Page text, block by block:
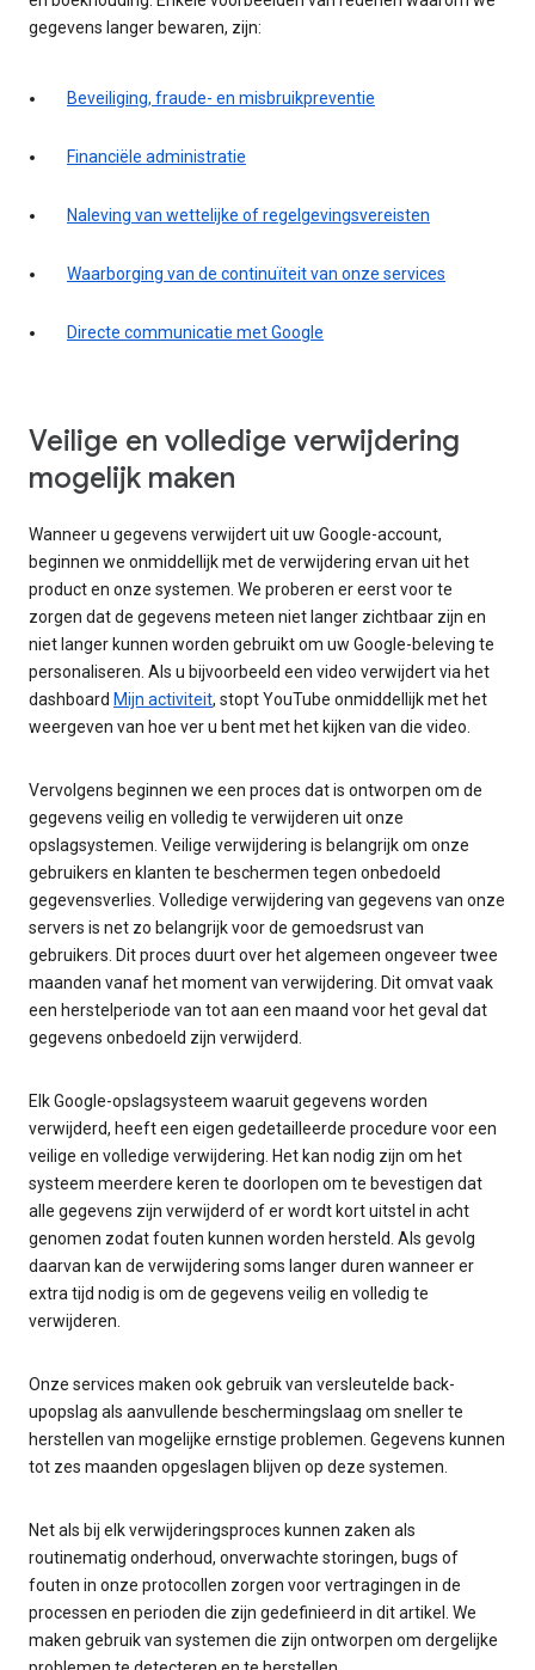
gegevens langer bewaren, zijn:
Beveiliging, fraude- en misbruikpreventie
Financiële administratie
Naleving van wettelijke of regelgevingsvereisten
Waarborging van de continuïteit van onze services
Directe communicatie met Google
Veilige en volledige verwijdering
mogelijk maken
Wanneer u gegevens verwijdert uit uw Google-account,
beginnen we onmiddellijk met de verwijdering ervan uit het
product en onze systemen. We proberen er eerst voor te
zorgen dat de gegevens meteen niet langer zichtbaar zijn en
niet langer kunnen worden gebruikt om uw Google-beleving te
personaliseren. Als u bijvoorbeeld een video verwijdert via het
dashboard Mijn activiteit, stopt YouTube onmiddellijk met het
weergeven van hoe ver u bent met het kijken van die video.
Vervolgens beginnen we een proces dat is ontworpen om de
gegevens veilig en volledig te verwijderen uit onze
opslagsystemen. Veilige verwijdering is belangrijk om onze
gebruikers en klanten te beschermen tegen onbedoeld
gegevensverlies. Volledige verwijdering van gegevens van onze
servers is net zo belangrijk voor de gemoedsrust van
gebruikers. Dit proces duurt over het algemeen ongeveer twee
maanden vanaf het moment van verwijdering. Dit omvat vaak
een herstelperiode van tot aan een maand voor het geval dat
gegevens onbedoeld zijn verwijderd.
Elk Google-opslagsysteem waaruit gegevens worden
verwijderd, heeft een eigen gedetailleerde procedure voor een
veilige en volledige verwijdering. Het kan nodig zijn om het
systeem meerdere keren te doorlopen om te bevestigen dat
alle gegevens zijn verwijderd of er wordt kort uitstel in acht
genomen zodat fouten kunnen worden hersteld. Als gevolg
daarvan kan de verwijdering soms langer duren wanneer er
extra tijd nodig is om de gegevens veilig en volledig te
verwijderen.
Onze services maken ook gebruik van versleutelde back-
upopslag als aanvullende beschermingslaag om sneller te
herstellen van mogelijke ernstige problemen. Gegevens kunnen
tot zes maanden opgeslagen blijven op deze systemen.
Net als bij elk verwijderingsproces kunnen zaken als
routinematig onderhoud, onverwachte storingen, bugs of
fouten in onze protocollen zorgen voor vertragingen in de
processen en perioden die zijn gedefinieerd in dit artikel. We
maken gebruik van systemen die zijn ontworpen om dergelijke